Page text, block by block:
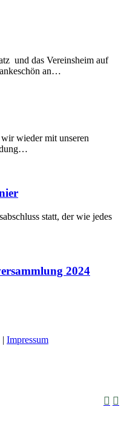
und das Vereinsheim auf
an…
wieder mit unseren
statt, der wie jedes
2024
Impressum
 